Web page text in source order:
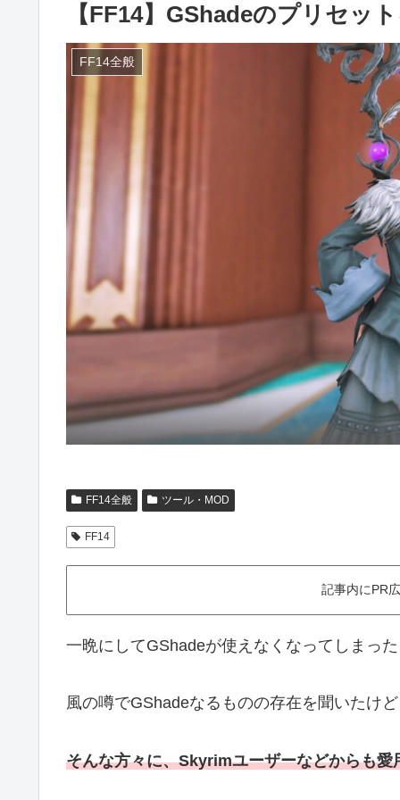
【FF14】GShadeのプリセッ
FF14全般
FF14全般 ツール・MOD
FF14
記事内にPR
一晩にしてGShadeが使えなくなってしまっ
風の噂でGShadeなるものの存在を聞いたけ
そんな方々に、Skyrimユーザーなどからも